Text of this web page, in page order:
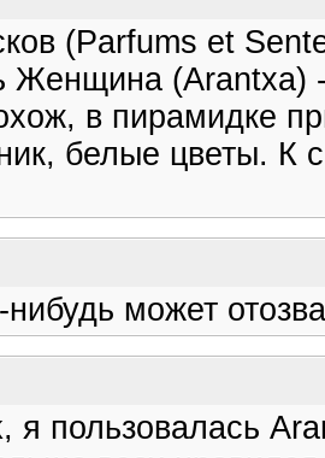
(Parfums et
Женщина (Arantxa)
в пирамидке
белые цветы. К
нибудь может
я пользовалась